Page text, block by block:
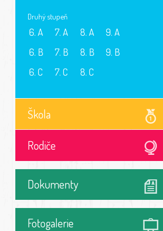
Druhý stupeň
6. A
6. B
6. C
7. A
7. B
7. C
8. A
8. B
8. C
9. A
9. B
Škola
Rodiče
Dokumenty
Fotogalerie